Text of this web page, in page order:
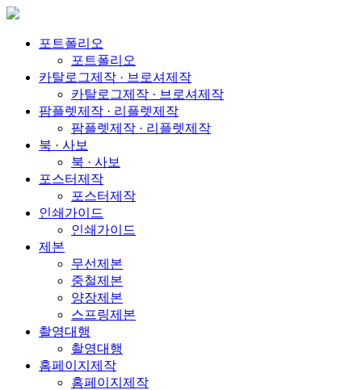
포트폴리오
포트폴리오
카탈로그제작 · 브로셔제작
카탈로그제작 · 브로셔제작
팜플렛제작 · 리플렛제작
팜플렛제작 · 리플렛제작
북 · 사보
북 · 사보
포스터제작
포스터제작
인쇄가이드
인쇄가이드
제본
무선제본
중철제본
양장제본
스프링제본
촬영대행
촬영대행
홈페이지제작
홈페이지제작